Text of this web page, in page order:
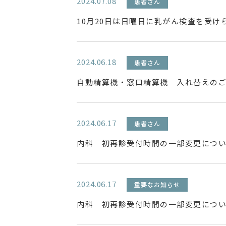
10月20日は日曜日に乳がん検査を受け
2024.06.18 患者さん
自動精算機・窓口精算機 入れ替えの
2024.06.17 患者さん
内科 初再診受付時間の一部変更につ
2024.06.17 重要なお知らせ
内科 初再診受付時間の一部変更につ